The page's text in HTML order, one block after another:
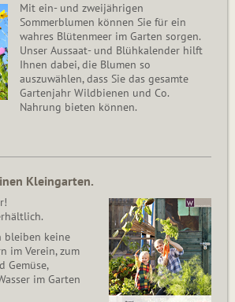
Mit ein- und zweijährigen
Sommerblumen können Sie für ein
wahres Blütenmeer im Garten sorgen.
Unser Aussaat- und Blühkalender hilft
Ihnen dabei, die Blumen so
auszuwählen, dass Sie das gesamte
Gartenjahr Wildbienen und Co.
Nahrung bieten können.
Kleingarten.
bleiben keine
im Verein, zum
Gemüse,
im Garten